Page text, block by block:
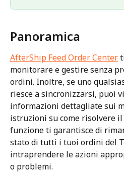
Panoramica
AfterShip Feed Order Center
monitorare e gestire senza
ordini. Inoltre, se uno
riesce a sincronizzarsi, puoi
informazioni dettagliate sui
istruzioni su come risolvere
funzione ti garantisce di
stato di tutti i tuoi ordini del
intraprendere le azioni
o problemi.